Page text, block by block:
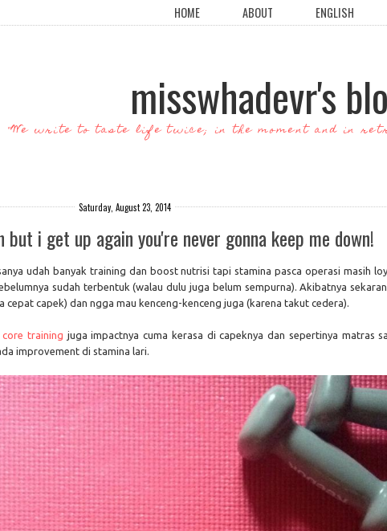
HOME ABOUT ENGLISH
misswhadevr's
"We write to taste life twice; in the moment and in
Saturday, August 23, 2014
but i get up again you're never gonna keep me down!
udah banyak training dan boost nutrisi tapi stamina pasca operasi masih
sudah terbentuk (walau dulu juga belum sempurna). Akibatnya
cepat capek) dan ngga mau kenceng-kenceng juga (karena takut cedera).
core training juga impactnya cuma kerasa di capeknya dan sepertinya matras
improvement di stamina lari.